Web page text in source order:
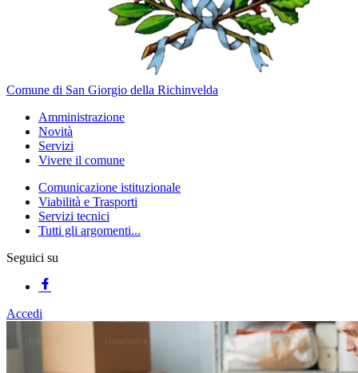
Comune di San Giorgio della Richinvelda
Amministrazione
Novità
Servizi
Vivere il comune
Comunicazione istituzionale
Viabilità e Trasporti
Servizi tecnici
Tutti gli argomenti...
Seguici su
Accedi